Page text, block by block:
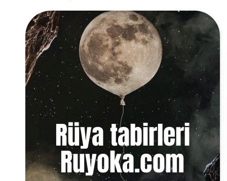
Rüya tabirleri
Ruyoka.com